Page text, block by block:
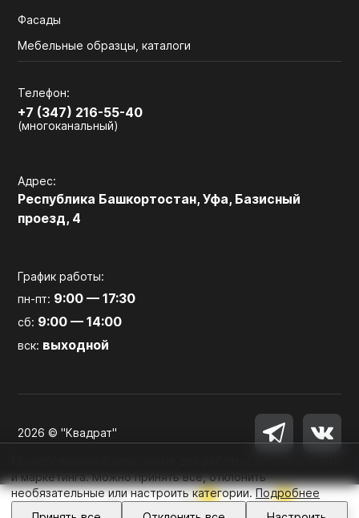
0 0
Войти
Фасады
Мебельные образцы, каталоги
Телефон:
+7 (347) 216-55-40
(многоканальный)
Адрес:
Республика Башкортостан, Уфа, Базисный
проезд, 4
График работы:
пн-пт: 9:00 — 17:30
сб: 9:00 — 14:00
вск: выходной
2026 © "Квадрат"
и маркетинга. Можно принять все, отклонить
необязательные или настроить категории.Подробнее